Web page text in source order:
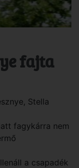
fajta
Stella
fagykárra nem
a csapadék